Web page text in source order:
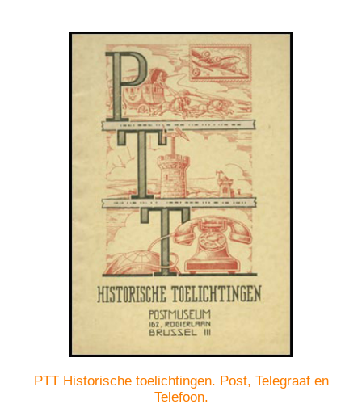
PTT Historische toelichtingen. Post, Telegraaf en
Telefoon.